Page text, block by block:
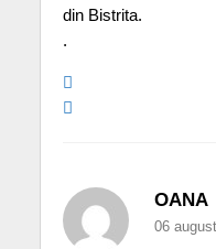
din Bistrita.
.
OANA
06